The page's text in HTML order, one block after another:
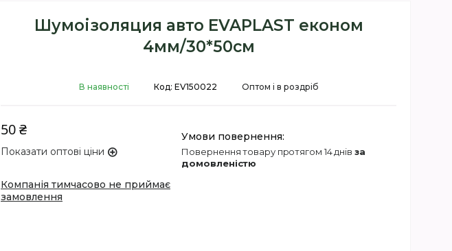
Шумоізоляция авто EVAPLAST економ
4мм/30*50см
В наявності Оптом і в роздріб
Код: EV150022
50 ₴
Показати оптові ціни
Компанія тимчасово не приймає
замовлення
повернення товару протягом 14 днів за
домовленістю